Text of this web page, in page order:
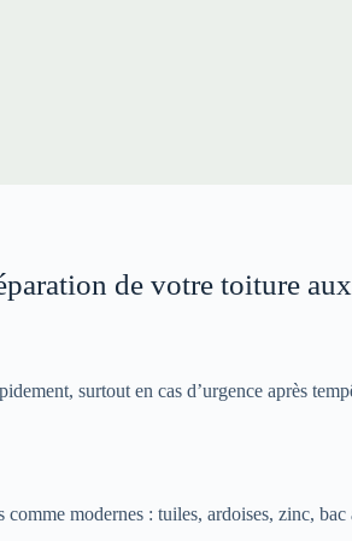
de votre toiture aux
surtout en cas d’urgence après
modernes : tuiles, ardoises, zinc, bac